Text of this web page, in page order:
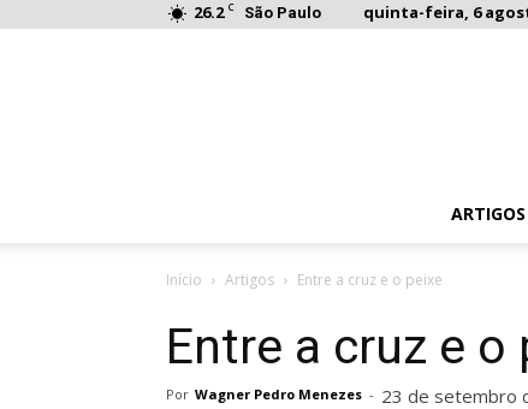
26.2 C São Paulo quinta-feira, 6
ARTIGOS
Início Artigos Entre a cruz e o peixe
Entre a cruz e o
Por Wagner Pedro Menezes - 23 de setembro